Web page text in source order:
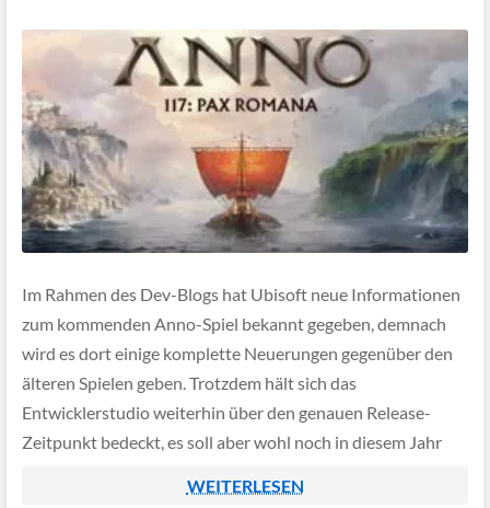
Im Rahmen des Dev-Blogs hat Ubisoft neue Informationen
zum kommenden Anno-Spiel bekannt gegeben, demnach
wird es dort einige komplette Neuerungen gegenüber den
älteren Spielen geben. Trotzdem hält sich das
Entwicklerstudio weiterhin über den genauen Release-
Zeitpunkt bedeckt, es soll aber wohl noch in diesem Jahr
WEITERLESEN